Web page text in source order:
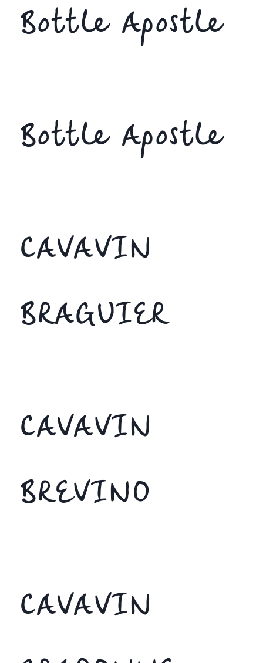
Bottle Apostle
Bottle Apostle
CAVAVIN
BRAGUIER
CAVAVIN
BREVINO
CAVAVIN